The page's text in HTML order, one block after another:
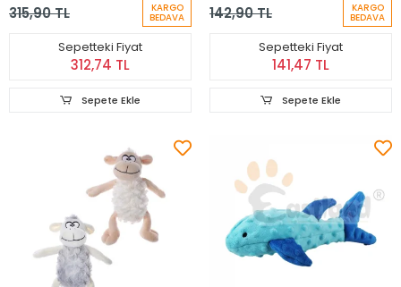
315,90 TL KARGO
BEDAVA
Sepetteki Fiyat
312,74 TL
Sepete Ekle
142,90 TL KARGO
BEDAVA
Sepetteki Fiyat
141,47 TL
Sepete Ekle